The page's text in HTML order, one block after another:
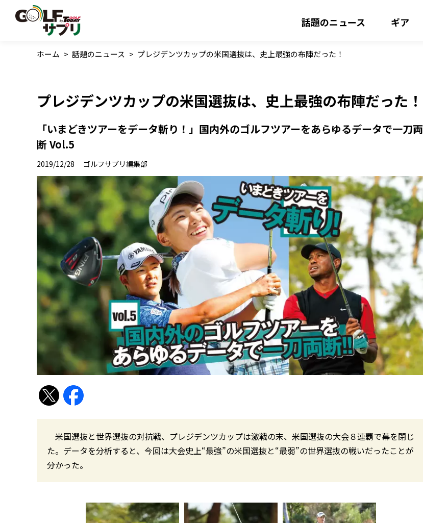
話題のニュース ギア
ホーム > 話題のニュース > プレジデンツカップの米国選抜は、史上最強の布陣だった！
プレジデンツカップの米国選抜は、史上最強の布陣だった！
「いまどきツアーをデータ斬り！」国内外のゴルフツアーをあらゆるデータで一刀両
断 Vol.5
2019/12/28 ゴルフサプリ編集部
米国選抜と世界選抜の対抗戦、プレジデンツカップは激戦の末、米国選抜の大会８連覇で幕を閉じ
た。データを分析すると、今回は大会史上“最強”の米国選抜と“最弱”の世界選抜の戦いだったことが
分かった。